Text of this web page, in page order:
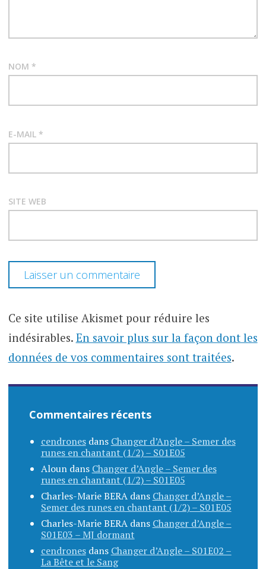
NOM *
E-MAIL *
SITE WEB
Ce site utilise Akismet pour réduire les
indésirables. En savoir plus sur la façon dont les
données de vos commentaires sont traitées.
Commentaires récents
cendronesdans Changer d’Angle – Semer des
runes en chantant (1/2) – S01E05
Aloundans Changer d’Angle – Semer des
runes en chantant (1/2) – S01E05
Charles-Marie BERAdans Changer d’Angle –
Semer des runes en chantant (1/2) – S01E05
Charles-Marie BERAdans Changer d’Angle –
S01E03 – MJ dormant
cendronesdans Changer d’Angle – S01E02 –
La Bête et le Sang